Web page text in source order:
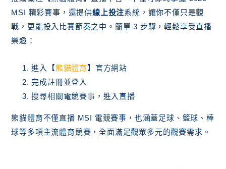
MSI 精彩賽事，還提供線上投注系統，讓你不僅只是觀
戰，更能投入比賽節奏之中。簡單 3 步驟，輕鬆享受直播
樂趣：
進入【熊貓體育】官方網站
完成註冊並登入
搜尋相關電競賽事，進入直播
熊貓體育不僅直播 MSI 電競賽事，也涵蓋足球、籃球、棒
球等多項主流體育競賽，全面滿足觀眾多元的觀賽需求。